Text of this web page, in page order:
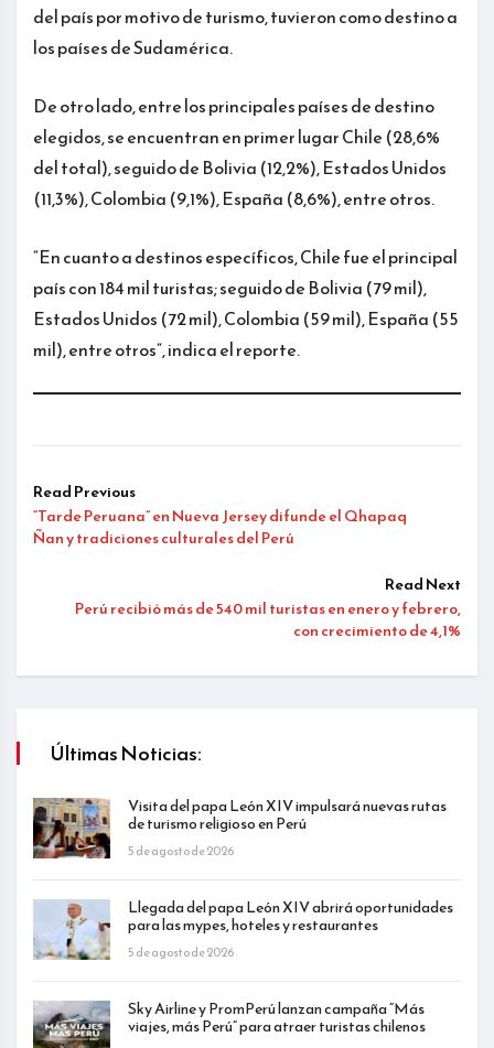
del país por motivo de turismo, tuvieron como destino a
los países de Sudamérica.
De otro lado, entre los principales países de destino
elegidos, se encuentran en primer lugar Chile (28,6%
del total), seguido de Bolivia (12,2%), Estados Unidos
(11,3%), Colombia (9,1%), España (8,6%), entre otros.
“En cuanto a destinos específicos, Chile fue el principal
país con 184 mil turistas; seguido de Bolivia (79 mil),
Estados Unidos (72 mil), Colombia (59 mil), España (55
mil), entre otros”, indica el reporte.
Read Previous
“Tarde Peruana” en Nueva Jersey difunde el Qhapaq
Ñan y tradiciones culturales del Perú
Read Next
Perú recibió más de 540 mil turistas en enero y febrero,
con crecimiento de 4,1%
Últimas Noticias:
Visita del papa León XIV impulsará nuevas rutas
de turismo religioso en Perú
5 de agosto de 2026
Llegada del papa León XIV abrirá oportunidades
para las mypes, hoteles y restaurantes
5 de agosto de 2026
Sky Airline y PromPerú lanzan campaña “Más
viajes, más Perú” para atraer turistas chilenos